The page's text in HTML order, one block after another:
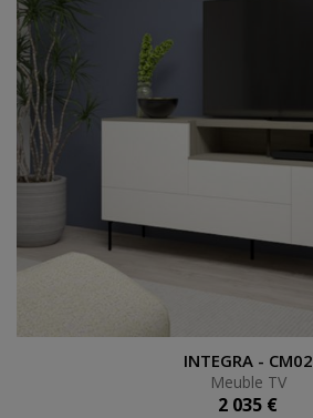
INTEGRA - CM02
Meuble TV
2 035 €